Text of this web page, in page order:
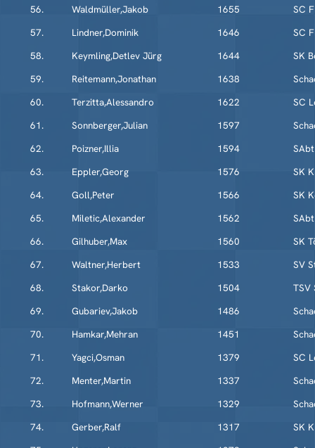
56.
Waldmüller,Jakob 1655
SC
57.
Lindner,Dominik 1646
SC
58.
Keymling,Detlev Jürg 1644
SK
59.
Reitemann,Jonathan 1638
60.
Terzitta,Alessandro 1622
SC
61.
Sonnberger,Julian 1597
62.
Poizner,Illia 1594
63.
Eppler,Georg 1576
SK
64.
Goll,Peter 1566
SK
65.
Miletic,Alexander 1562
66.
Gilhuber,Max 1560
SK
67.
Waltner,Herbert 1533
SV
68.
Stakor,Darko 1504
TSV
69.
Gubariev,Jakob 1486
70.
Hamkar,Mehran 1451
71.
Yagci,Osman 1379
SC
72.
Menter,Martin 1337
73.
Hofmann,Werner 1329
74.
Gerber,Ralf 1317
SK